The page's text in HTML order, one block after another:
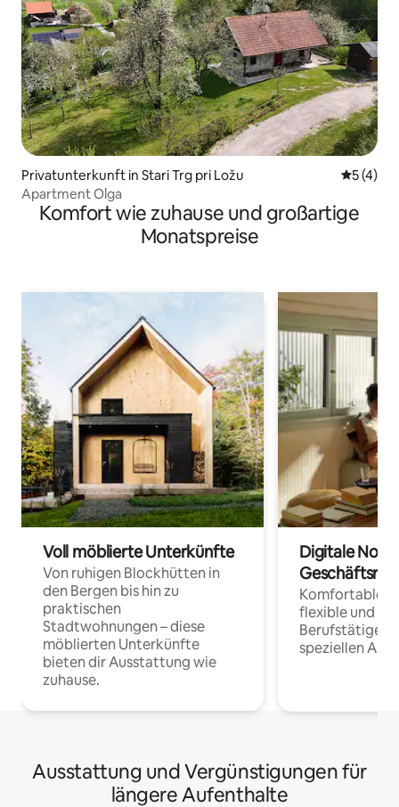
Privatunterkunft in Stari Trg pri Ložu
5 (4)
Apartment Olga
Komfort wie zuhause und großartige
Monatspreise
Voll möblierte Unterkünfte
Von ruhigen Blockhütten in
den Bergen bis hin zu
praktischen
Stadtwohnungen – diese
möblierten Unterkünfte
bieten dir Ausstattung wie
zuhause.
Digitale
Komfortable
flexible und
Berufstätige
speziellen
Ausstattung und Vergünstigungen für
längere Aufenthalte